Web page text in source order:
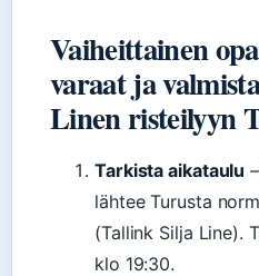
Vaiheittainen
varaat ja
Linen risteilyyn
Tarkista aikataulu
lähtee Turusta
(Tallink Silja Line).
klo 19:30.